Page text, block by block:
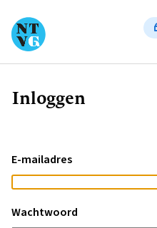
Kruimelpad
Inloggen
E-mailadres
Wachtwoord